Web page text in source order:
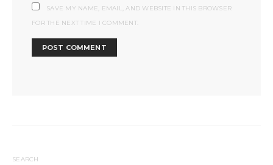
SAVE MY NAME, EMAIL, AND WEBSITE IN THIS BROWSER
FOR THE NEXT TIME I COMMENT.
SEARCH